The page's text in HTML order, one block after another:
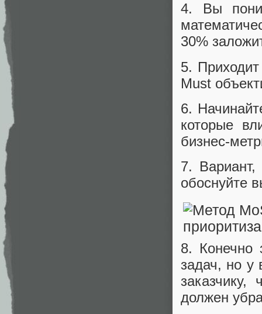
4. Вы
30%
5.
Must
6.
которые
бизнес-
7. Вариант,
обоснуйте
8. Конечно
задач, но у
должен